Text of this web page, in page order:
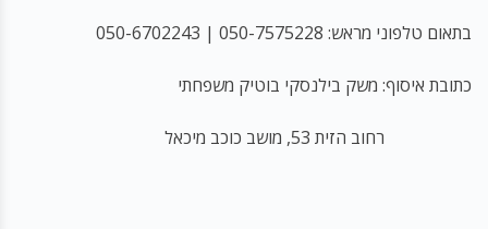
בתאום טלפוני מראש: 050-7575228 | 050-6702243
כתובת איסוף: משק בילנסקי בוטיק משפחתי
רחוב הזית 53, מושב כוכב מיכאל